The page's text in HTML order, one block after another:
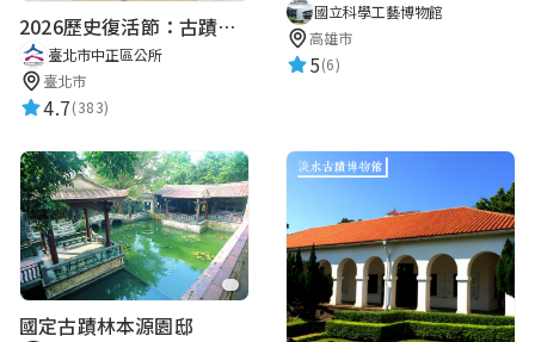
2026歷史復活節：古蹟尋章 | 智慧導覽 × 拾光尋禮
臺北市中正區公所
臺北市
4.7(383)
國立科學工藝博物館
高雄市
5(6)
國定古蹟林本源園邸